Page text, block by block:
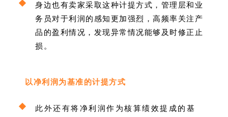
身边也有卖家采取这种计提方式，管理层和业
务员对于利润的感知更加强烈，高频率关注产
品的盈利情况，发现异常情况能够及时修正止
损。
以净利润为基准的计提方式
此外还有将净利润作为核算绩效提成的基